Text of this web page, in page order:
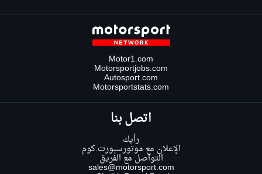
Motor1.com
Motorsportjobs.com
Autosport.com
Motorsportstats.com
اتصل بنا
رأيك
الإعلان مع موتورسبورت.كوم
التواصل مع الفريق
sales@motorsport.com